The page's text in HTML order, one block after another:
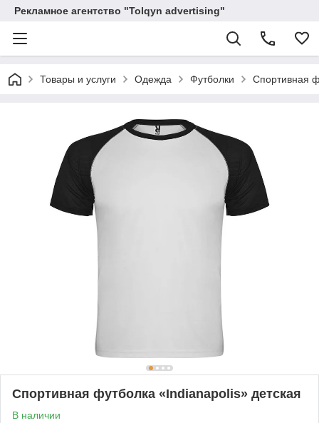
Рекламное агентство "Tolqyn advertising"
Товары и услуги Одежда Футболки Спортивная
Спортивная футболка «Indianapolis» детская
В наличии